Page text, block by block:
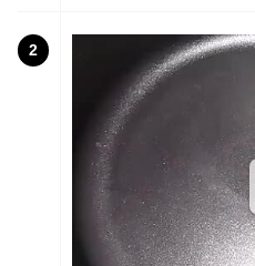
2